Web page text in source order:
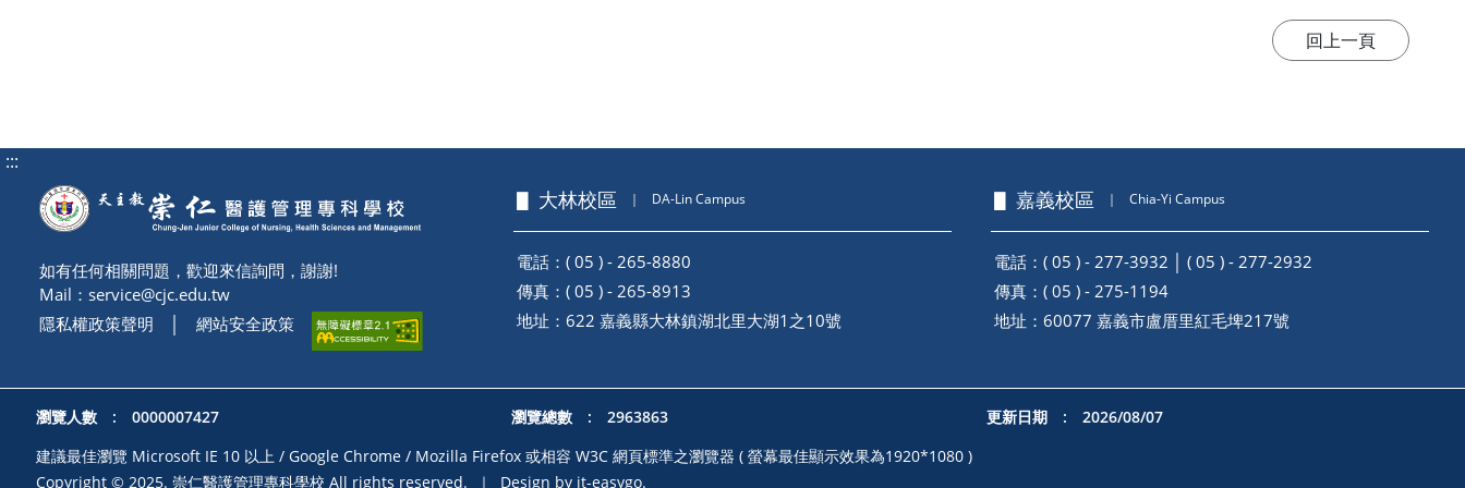
:::
如有任何相關問題，歡迎來信詢問，謝謝!
Mail： service@cjc.edu.tw
隱私權政策聲明
網站安全政策
▋ 大林校區 ｜ DA-Lin Campus
電話：( 05 ) - 265-8880
傳真：( 05 ) - 265-8913
地址： 622 嘉義縣大林鎮湖北里大湖1之10號
▋ 嘉義校區 ｜ Chia-Yi Campus
電話：( 05 ) - 277-3932 │ ( 05 ) - 277-2932
傳真：( 05 ) - 275-1194
地址： 60077 嘉義市盧厝里紅毛埤217號
瀏覽人數 : 0000007427 瀏覽總數 : 2963863
更新日期 : 2026/08/07
建議最佳瀏覽 Microsoft IE 10 以上 / Google Chrome / Mozilla Firefox 或相容 W3C 網頁標準之瀏覽器 ( 螢幕最佳顯示效果為1920*1080 )
Copyright © 2025. 崇仁醫護管理專科學校 All rights reserved.
｜ Design by it-easygo.